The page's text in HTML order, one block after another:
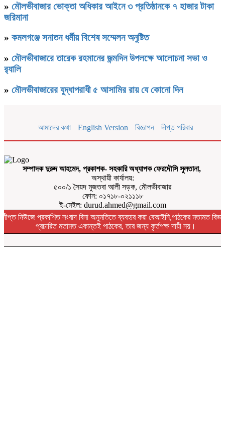
» মৌলভীবাজার ভোক্তা অধিকার আইনে ৩ প্রতিষ্ঠানকে ৭ হাজার টাকা
জরিমানা
» কমলগঞ্জে সনাতন ধর্মীয় বিশেষ সম্মেলন অনুষ্টিত
» মৌলভীবাজারে তারেক রহমানের জন্মদিন উপলক্ষে আলোচনা সভা ও
র‌্যালি
» মৌলভীবাজারের যুদ্ধাপরাধী ৫ আসামির রায় যে কোনো দিন
আমাদের কথা English Version বিজ্ঞাপন দীপ্ত পরিবার
সম্পাদক দুরুদ আহমেদ, প্রকাশক- সহকারি অধ্যাপক ফেরদৌসি সুলতানা,
অস্থায়ী কার্যালয়:
৫০০/১ সৈয়দ মুজতবা আলী সড়ক, মৌলভীবাজার
ফোন: ০১৭১৮-০২১১১৮
ই-মেইল: durud.ahmed@gmail.com
দীপ্ত নিউজে প্রকাশিত সংবাদ বিনা অনুমতিতে ব্যবহার করা বেআইনি,পাঠকের মতামত
প্রচারিত মতামত একান্তই পাঠকের, তার জন্য কৃর্তপক্ষ দায়ী নয়।